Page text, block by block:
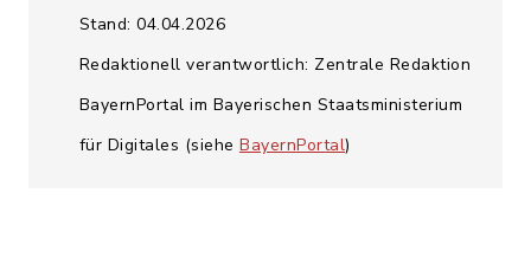
Stand: 04.04.2026
Redaktionell verantwortlich: Zentrale Redaktion
BayernPortal im Bayerischen Staatsministerium
für Digitales (siehe BayernPortal)